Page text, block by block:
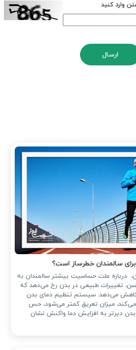
وارد کنید
ارسال
سالمندان خطرساز است؟
درباره علت حساسیت بیشتر سالمندان به
سن، تغییرات طبیعی در بدن رخ می‌دهد که
را کاهش می‌دهد. سیستم تنظیم دمای بدن
میزان تعریق کمتر می‌شود، حس
دیرتر به افزایش دما واکنش نشان